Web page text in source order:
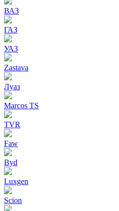
ВАЗ
ГАЗ
УАЗ
Zastava
Луаз
Marcos TS
TVR
Faw
Byd
Luxgen
Scion